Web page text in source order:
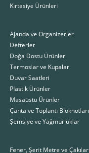
Kırtasiye Ürünleri
Ajanda ve Organizerler
Defterler
Doğa Dostu Ürünler
Termoslar ve Kupalar
Duvar Saatleri
Plastik Ürünler
Masaüstü Ürünler
Çanta ve Toplantı Bloknotları
Şemsiye ve Yağmurluklar
Fener, Şerit Metre ve Çakılar